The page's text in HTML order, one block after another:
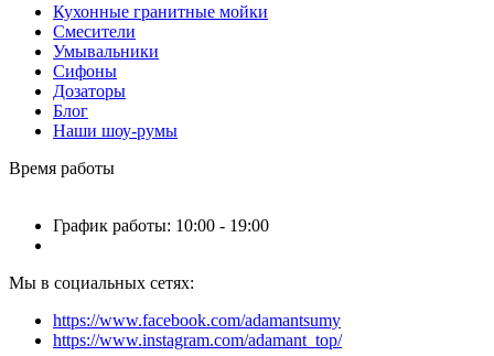
Кухонные гранитные мойки
Смесители
Умывальники
Сифоны
Дозаторы
Блог
Наши шоу-румы
Время работы
График работы: 10:00 - 19:00
Мы в социальных сетях:
https://www.facebook.com/adamantsumy
https://www.instagram.com/adamant_top/